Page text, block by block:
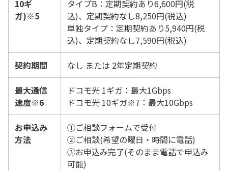
10ギ
ガ)※5
タイプB：定期契約あり6,600円(税
込)、定期契約なし8,250円(税込)
単独タイプ：定期契約あり5,940円(税
込)、定期契約なし7,590円(税込)
契約期間 なし または 2年定期契約
最大通信
速度※6
ドコモ光 1ギガ：最大1Gbps
ドコモ光 10ギガ※7：最大10Gbps
お申込み
方法
①ご相談フォームで受付
②ご相談(希望の曜日・時間に電話)
③お申込み完了(そのまま電話で申込み
可能)